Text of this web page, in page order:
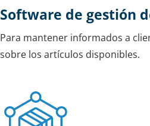
Software de gestión
Para mantener informados a
sobre los artículos disponibles.